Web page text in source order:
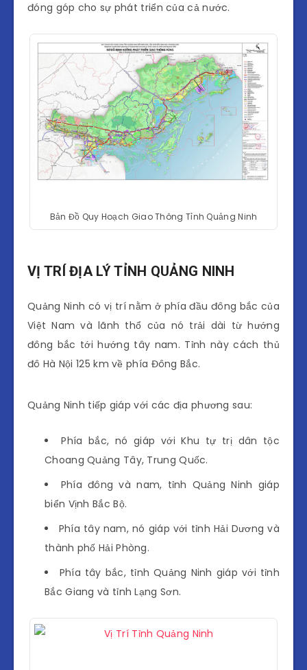
đóng góp cho sự phát triển của cả nước.
Bản Đồ Quy Hoạch Giao Thông Tỉnh Quảng Ninh
VỊ TRÍ ĐỊA LÝ TỈNH QUẢNG NINH
Quảng Ninh có vị trí nằm ở phía đầu đông bắc của
Việt Nam và lãnh thổ của nó trải dài từ hướng
đông bắc tới hướng tây nam. Tỉnh này cách thủ
đô Hà Nội 125 km về phía Đông Bắc.
Quảng Ninh tiếp giáp với các địa phương sau:
Phía bắc, nó giáp với Khu tự trị dân tộc
Choang Quảng Tây, Trung Quốc.
Phía đông và nam, tỉnh Quảng Ninh giáp
biển Vịnh Bắc Bộ.
Phía tây nam, nó giáp với tỉnh Hải Dương và
thành phố Hải Phòng.
Phía tây bắc, tỉnh Quảng Ninh giáp với tỉnh
Bắc Giang và tỉnh Lạng Sơn.